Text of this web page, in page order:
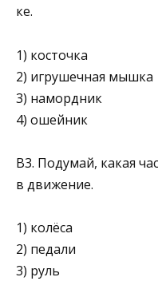
ке.
1) косточка
2) игрушечная мышка
3) намордник
4) ошейник
В3. Подумай, какая
в движение.
1) колёса
2) педали
3) руль